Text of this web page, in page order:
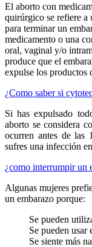
El aborto con
quirúrgico se refiere a
para terminar un
medicamento o una
oral, vaginal y/o
produce que el
expulse los productos
¿Como saber si
Si has expulsado
aborto se considera
ocurren antes de las
sufres una infección
¿como interrumpir un
Algunas mujeres
un embarazo porque:
Se pueden
Se pueden usar
Se siente más